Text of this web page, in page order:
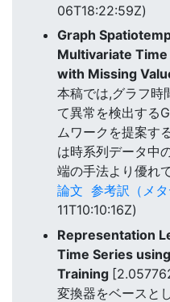
06T18:22:59Z)
Graph
Multivariate
with Missing
本稿では,グラフ時
て異常を検出する
ムワークを提案す
は時系列データ中
端の手法より優れ
論文 参考訳（メタ
11T10:10:16Z)
Representation
Time Series
Training
変換器をベースと